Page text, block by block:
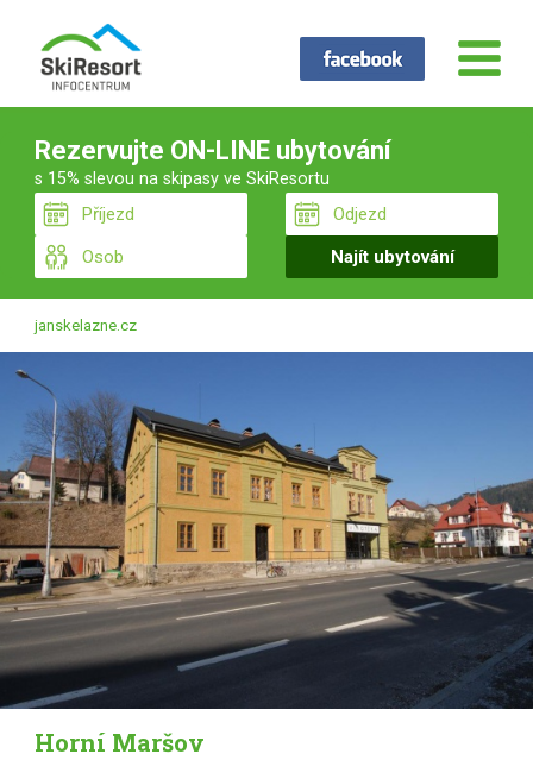
Rezervujte ON-LINE ubytování
s 15% slevou na skipasy ve SkiResortu
janskelazne.cz
Horní Maršov